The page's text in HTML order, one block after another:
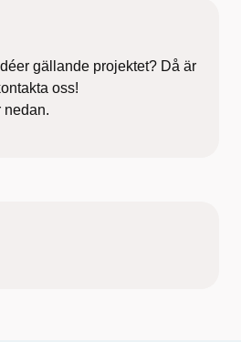
gällande projektet? Då är
oss!
nedan.